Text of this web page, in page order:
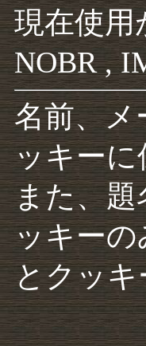
現在使用
NOBR ,
名前、メ
ッキーに
また、題
ッキーの
とクッキ